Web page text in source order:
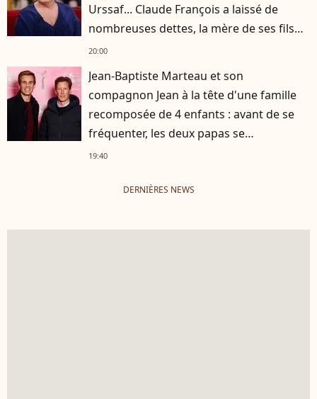
Urssaf... Claude François a laissé de
nombreuses dettes, la mère de ses fils
s'est occupée de tout
20:00
Jean-Baptiste Marteau et son
compagnon Jean à la tête d'une famille
recomposée de 4 enfants : avant de se
fréquenter, les deux papas se
connaissaient depuis des années
19:40
DERNIÈRES NEWS